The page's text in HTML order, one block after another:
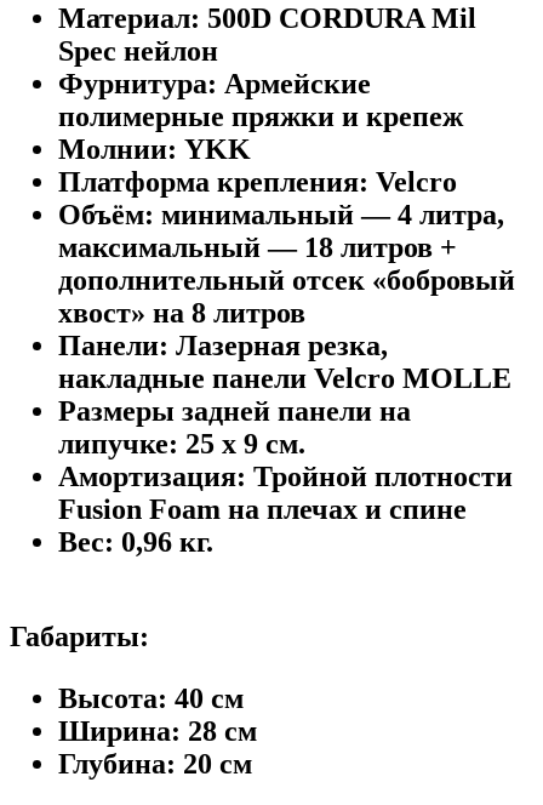
Материал: 500D CORDURA Mil
Spec нейлон
Фурнитура: Армейские
полимерные пряжки и крепеж
Молнии: YKK
Платформа крепления: Velcro
Объём: минимальный — 4 литра,
максимальный — 18 литров +
дополнительный отсек «бобровый
хвост» на 8 литров
Панели: Лазерная резка,
накладные панели Velcro MOLLE
Размеры задней панели на
липучке: 25 x 9 см.
Амортизация: Тройной плотности
Fusion Foam на плечах и спине
Вес: 0,96 кг.
Габариты:
Высота: 40 см
Ширина: 28 см
Глубина: 20 см